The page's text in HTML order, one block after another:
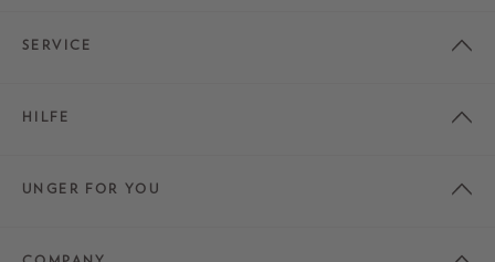
SERVICE
HILFE
UNGER FOR YOU